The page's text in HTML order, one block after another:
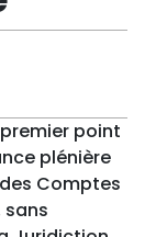
point
plénière
Comptes
sans